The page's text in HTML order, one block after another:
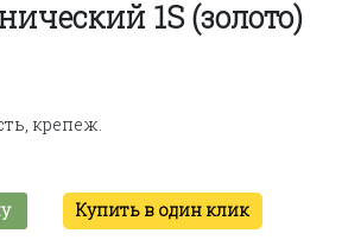
1S (золото)
крепеж.
Купить в один клик